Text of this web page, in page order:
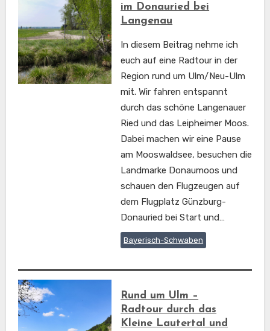
im Donauried bei
Langenau
In diesem Beitrag nehme ich
euch auf eine Radtour in der
Region rund um Ulm/Neu-Ulm
mit. Wir fahren entspannt
durch das schöne Langenauer
Ried und das Leipheimer Moos.
Dabei machen wir eine Pause
am Mooswaldsee, besuchen die
Landmarke Donaumoos und
schauen den Flugzeugen auf
dem Flugplatz Günzburg-
Donauried bei Start und…
Bayerisch-Schwaben
Rund um Ulm –
Radtour durch das
Kleine Lautertal und